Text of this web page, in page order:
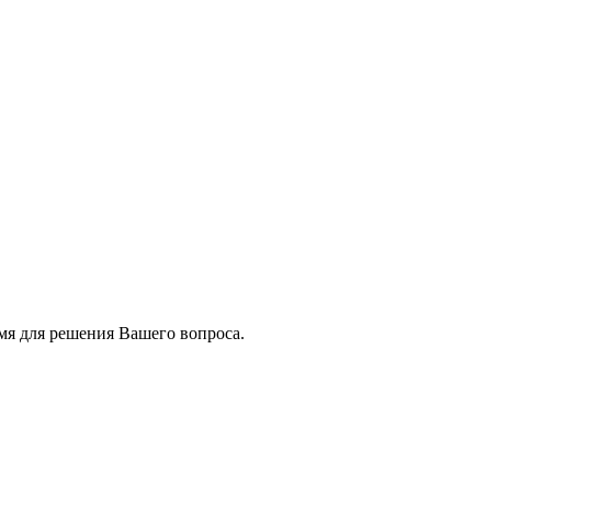
для решения Вашего вопроса.